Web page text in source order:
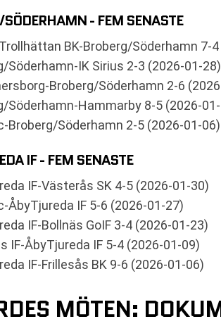
SÖDERHAMN - FEM SENASTE
BK-Broberg/Söderhamn 7-
Söderhamn-IK Sirius 2-3 (2026-01-28)
Broberg/Söderhamn 2-6
Söderhamn-Hammarby 8-5 (2026-
Broberg/Söderhamn 2-5 (2026-01-06)
IF - FEM SENASTE
IF-Västerås SK 4-5 (2026-01-30)
ÅbyTjureda IF 5-6 (2026-01-27)
IF-Bollnäs GoIF 3-4 (2026-01-23)
IF-ÅbyTjureda IF 5-4 (2026-01-09)
IF-Frillesås BK 9-6 (2026-01-06)
MÖTEN: